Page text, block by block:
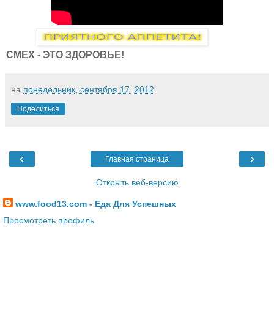
СМЕХ - ЭТО ЗДОРОВЬЕ!
на понедельник, сентября 17, 2012
Поделиться
‹ ›
Главная страница
Открыть веб-версию
www.food13.com - Еда Для Успешных
Просмотреть профиль